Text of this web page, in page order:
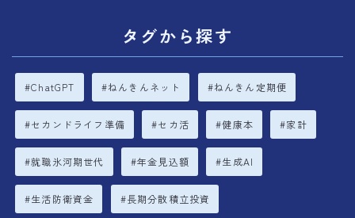
タグから探す
ChatGPT ねんきんネット ねんきん定期便
セカンドライフ準備 セカ活 健康本 家計
就職氷河期世代 年金見込額 生成AI
生活防衛資金 長期分散積立投資